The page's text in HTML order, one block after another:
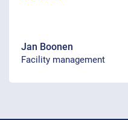
Jan Boonen
Facility management